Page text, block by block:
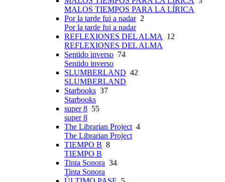
MALOS TIEMPOS PARA LA LÍRICA
Por la tarde fui a nadar2
Por la tarde fui a nadar
REFLEXIONES DEL ALMA
12
REFLEXIONES DEL ALMA
Sentido inverso 74
Sentido inverso
SLUMBERLAND 42
SLUMBERLAND
Starbooks 37
Starbooks
super 8 55
super 8
The Librarian Project 4
The Librarian Project
TIEMPO B 8
TIEMPO B
Tinta Sonora 34
Tinta Sonora